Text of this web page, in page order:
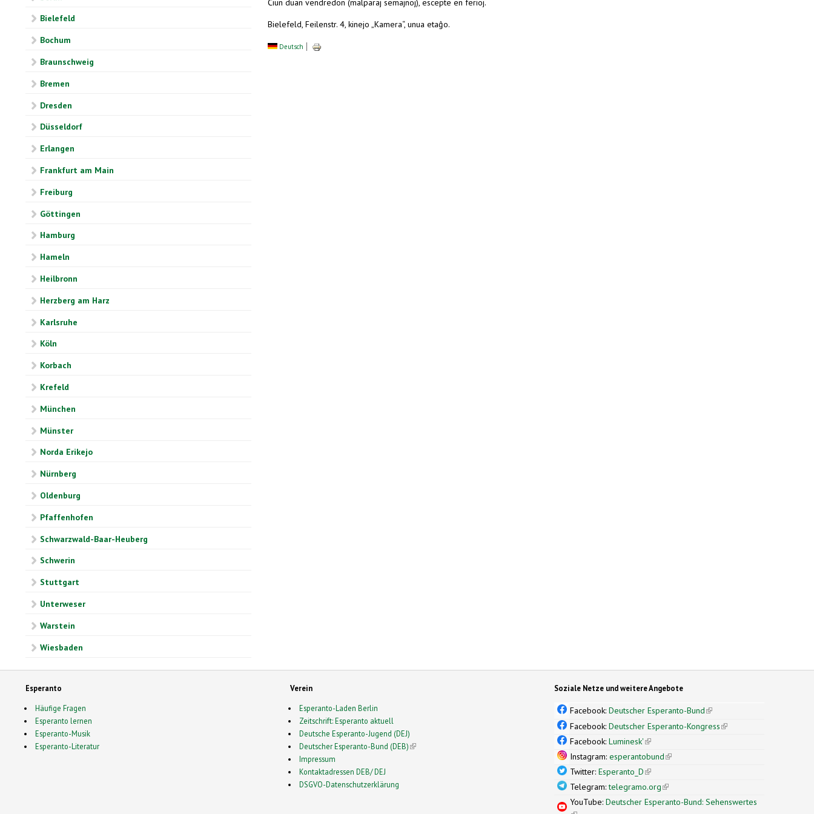
Bielefeld
Bochum
Braunschweig
Bremen
Dresden
Düsseldorf
Erlangen
Frankfurt am Main
Freiburg
Göttingen
Hamburg
Hameln
Heilbronn
Herzberg am Harz
Karlsruhe
Köln
Korbach
Krefeld
München
Münster
Norda Erikejo
Nürnberg
Oldenburg
Pfaffenhofen
Schwarzwald-Baar-Heuberg
Schwerin
Stuttgart
Unterweser
Warstein
Wiesbaden
Ĉiun duan vendredon (malparaj semajnoj), escepte en ferioj.
Bielefeld, Feilenstr. 4, kinejo „Kamera“, unua etaĝo.
Deutsch
Esperanto
Häufige Fragen
Esperanto lernen
Esperanto-Musik
Esperanto-Literatur
Verein
Esperanto-Laden Berlin
Zeitschrift: Esperanto aktuell
Deutsche Esperanto-Jugend (DEJ)
Deutscher Esperanto-Bund (DEB)(link is external)
Impressum
Kontaktadressen DEB/ DEJ
DSGVO-Datenschutzerklärung
Soziale Netze und weitere Angebote
Facebook:Deutscher Esperanto-Bund(link is external)
Facebook:Deutscher Esperanto-Kongress(link is external)
Facebook:Luminesk'(link is external)
Instagram:esperantobund(link is external)
Twitter:Esperanto_D(link is external)
Telegram:telegramo.org(link is external)
YouTube:Deutscher Esperanto-Bund: Sehenswertes